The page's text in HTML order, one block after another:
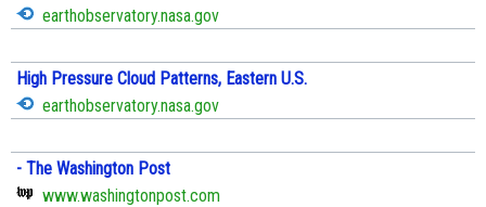
earthobservatory.nasa.gov
High Pressure Cloud Patterns, Eastern U.S.
earthobservatory.nasa.gov
- The Washington Post
www.washingtonpost.com